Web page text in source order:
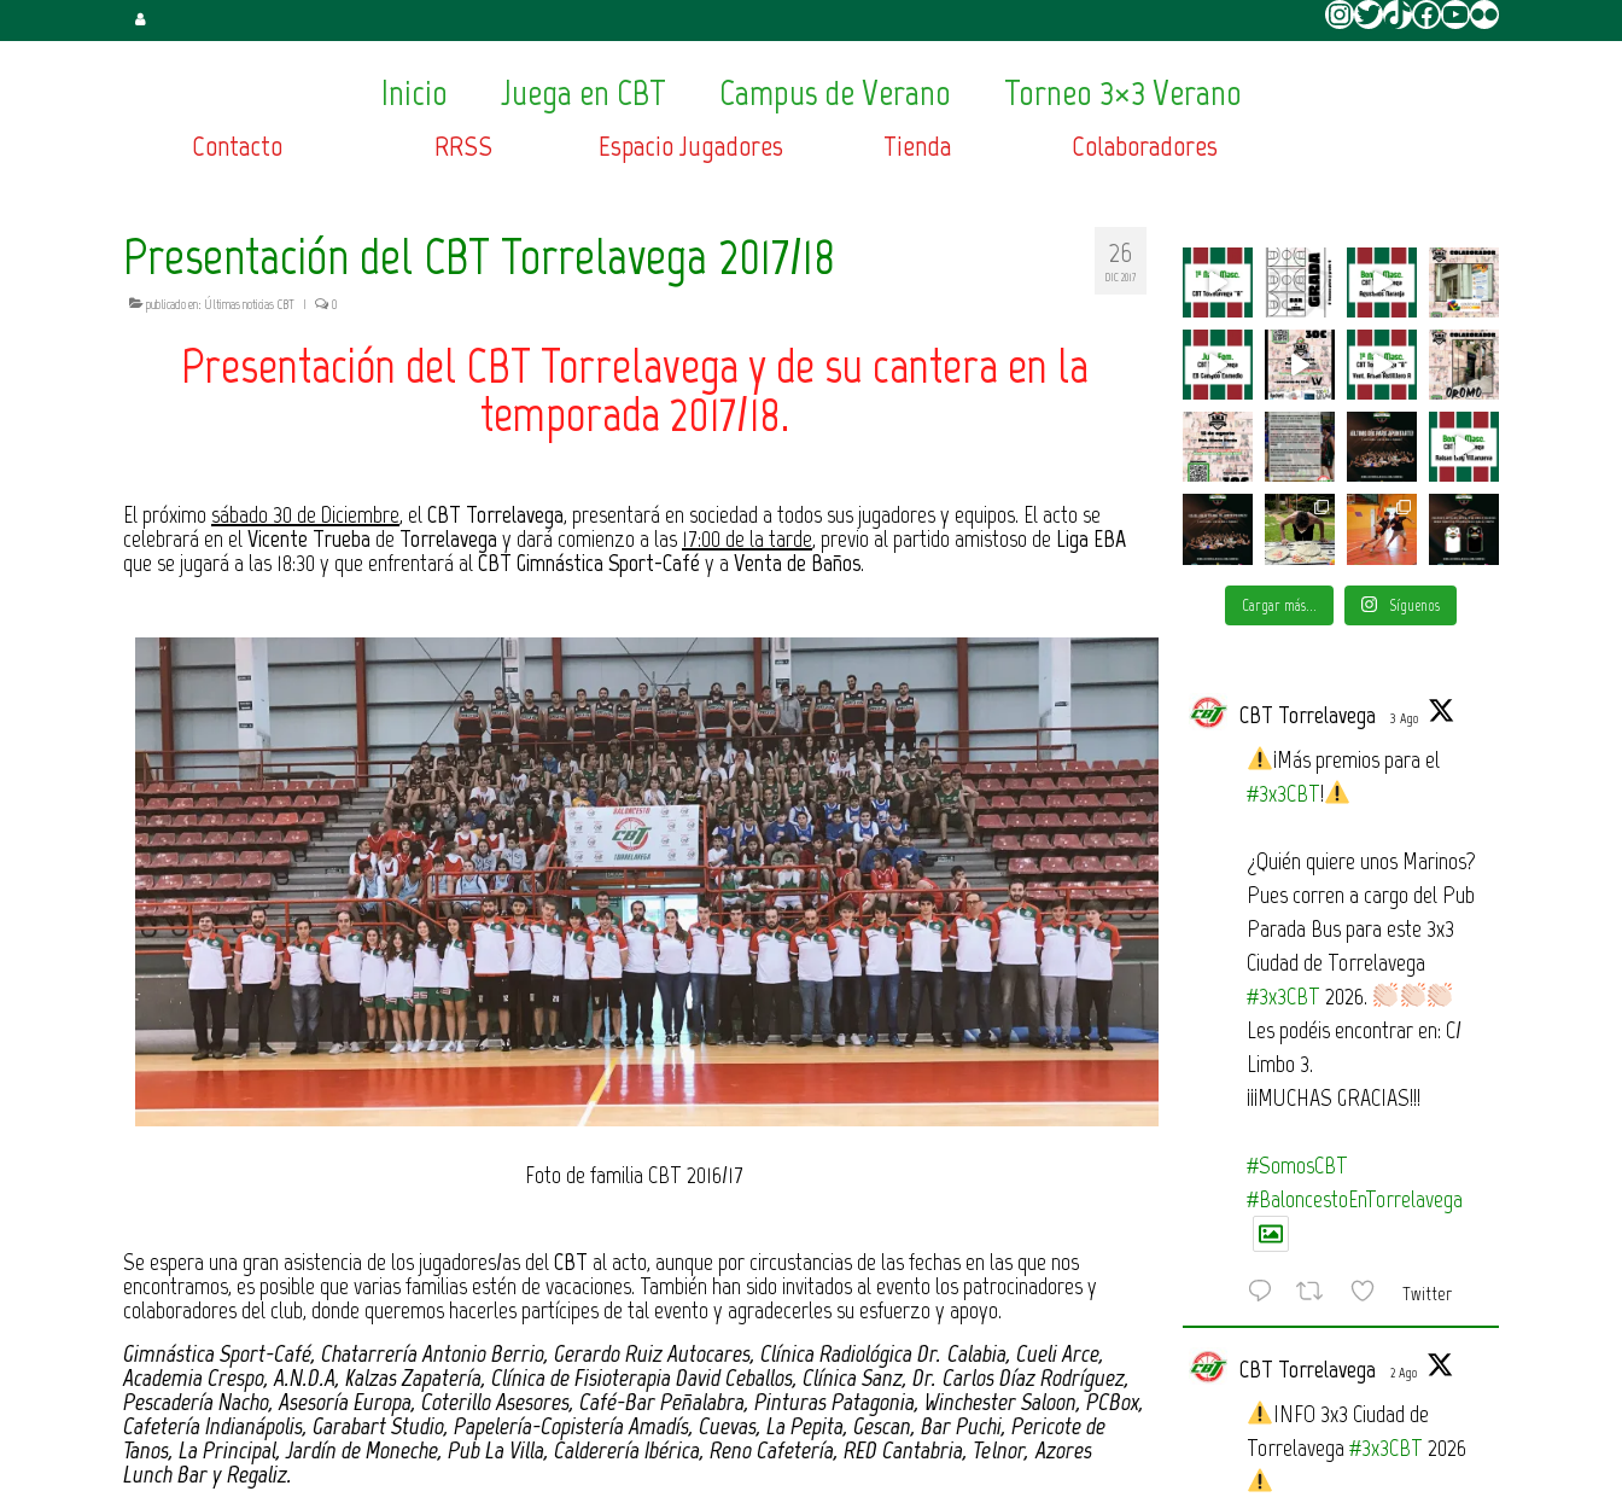
Instagram
Twitter
TikTokFacebook
YouTube
Flickr
Inicio Juega en CBT Campus de Verano Torneo 3×3 Verano
Contacto RRSS Espacio Jugadores Tienda Colaboradores
26
DIC 2017
Presentación del CBT Torrelavega 2017/18
publicado en: Últimas noticias CBT | 0
Presentación del CBT Torrelavegay de su cantera en la
temporada 2017/18.
El próximo sábado 30 de Diciembre, elCBT Torrelavega, presentará en sociedad a todos sus jugadores y equipos. El acto se
celebrará en elVicente Trueba de Torrelavegay dará comienzo a las 17:00 de la tarde, previo al partido amistoso de Liga EBA
que se jugará a las 18:30 y que enfrentará alCBT Gimnástica Sport-Café y aVenta de Baños.
Foto de familia CBT 2016/17
Se espera una gran asistencia de los jugadores/as delCBT al acto, aunque por circustancias de las fechas en las que nos
encontramos, es posible que varias familias estén de vacaciones. También han sido invitados al evento los patrocinadores y
colaboradores del club, donde queremos hacerles partícipes de tal evento y agradecerles su esfuerzo y apoyo.
Gimnástica Sport-Café, Chatarrería Antonio Berrio, Gerardo Ruiz Autocares, Clínica Radiológica Dr. Calabia, Cueli Arce,
Academia Crespo, A.N.D.A, Kalzas Zapatería, Clínica de Fisioterapia David Ceballos, Clínica Sanz, Dr. Carlos Díaz Rodríguez,
Pescadería Nacho, Asesoría Europa, Coterillo Asesores, Café-Bar Peñalabra, Pinturas Patagonia, Winchester Saloon, PCBox,
Cafetería Indianápolis, Garabart Studio, Papelería-Copistería Amadís, Cuevas, La Pepita, Gescan, Bar Puchi, Pericote de
Tanos, La Principal, Jardín de Moneche, Pub La Villa, Calderería Ibérica, Reno Cafetería, RED Cantabria, Telnor, Azores
Lunch Bar y Regaliz.
Cargar más... Síguenos
CBT Torrelavega 3 Ago
¡Más premios para el
#3x3CBT!
¿Quién quiere unos Marinos?
Pues corren a cargo del Pub
Parada Bus para este 3x3
Ciudad de Torrelavega
#3x3CBT 2026.
Les podéis encontrar en: C/
Limbo 3.
¡¡¡MUCHAS GRACIAS!!!
#SomosCBT
#BaloncestoEnTorrelavega
Twitter
CBT Torrelavega 2 Ago
INFO 3x3 Ciudad de
Torrelavega#3x3CBT 2026